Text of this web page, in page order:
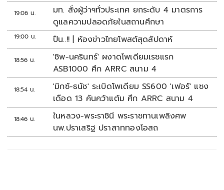
19:06 น.
มท. สั่งผู้ว่าฯทั่วประเทศ ยกระดับ 4 มาตรการ
ดูแลความปลอดภัยในสถานศึกษา
19:00 น. ปืน..!! | ห้องข่าวไทยโพสต์สุดสัปดาห์
18:56 น.
'ชิพ-นครินทร์' ผงาดโพเดียมเรซแรก
ASB1000 ศึก ARRC สนาม 4
18:54 น.
'มิกซ์-ธนัช' ระเบิดโพเดียม SS600 'เฟอร์' แซง
เดือด 13 คันคว้าแต้ม ศึก ARRC สนาม 4
18:46 น.
ในหลวง-พระราชินี พระราชทานเพลิงศพ
นพ.ปราเสริฐ ปราสาททองโอสถ